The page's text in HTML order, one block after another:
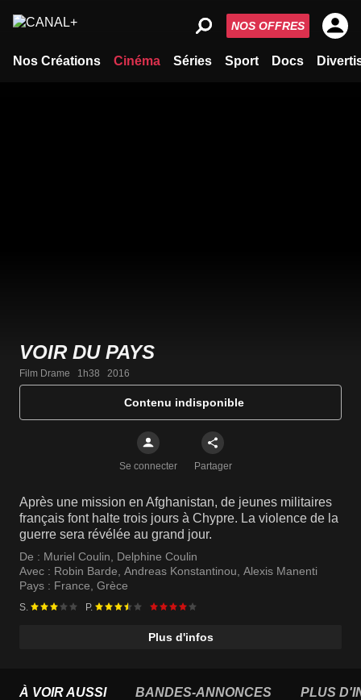
Nos Créations Cinéma Séries Sport Docs
NOS OFFRES
VOIR DU PAYS
Film Drame   1h38   2016
Contenu indisponible
Se connecter Partager
Après une mission en Afghanistan, de jeunes militaires
français font halte trois jours à Chypre. La violence de la
guerre sera révélée au grand jour.
De : Muriel Coulin
Delphine Coulin
Avec : Robin Barde Andreas Konstantinou Alexis Manenti
Pays : France Grèce
S. P.
Plus d'infos
À VOIR AUSSI BANDES-ANNONCES PLUS